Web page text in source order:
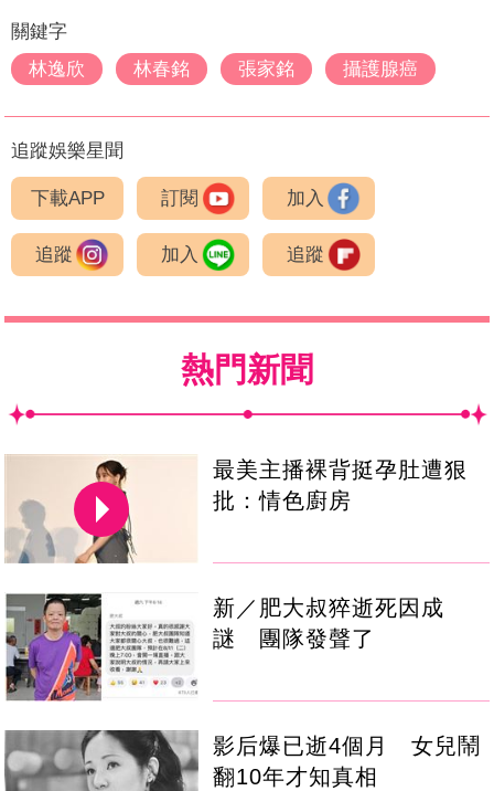
關鍵字
林逸欣
林春銘 張家銘 攝護腺癌
追蹤娛樂星聞
下載APP 訂閱 加入
追蹤 加入 追蹤
熱門新聞
最美主播裸背挺孕肚遭狠
批：情色廚房
新／肥大叔猝逝死因成
謎 團隊發聲了
影后爆已逝4個月 女兒鬧
翻10年才知真相